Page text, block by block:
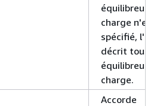
équilibreur
charge n'est
spécifié,
décrit tous
équilibreurs
charge.
Accorde